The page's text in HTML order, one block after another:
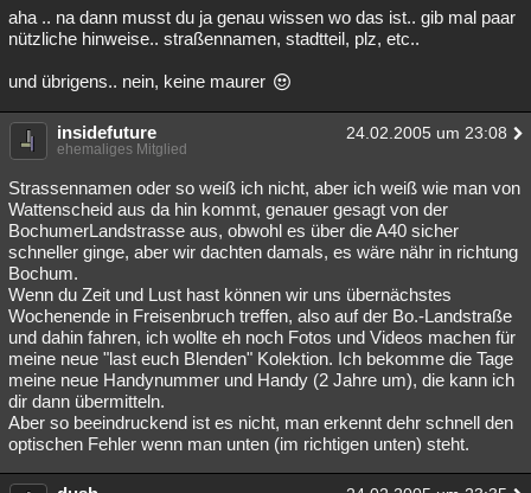
aha .. na dann musst du ja genau wissen wo das ist.. gib mal paar
nützliche hinweise.. straßennamen, stadtteil, plz, etc..
und übrigens.. nein, keine maurer
insidefuture 24.02.2005 um 23:08
ehemaliges Mitglied
Strassennamen oder so weiß ich nicht, aber ich weiß wie man von
Wattenscheid aus da hin kommt, genauer gesagt von der
BochumerLandstrasse aus, obwohl es über die A40 sicher
schneller ginge, aber wir dachten damals, es wäre nähr in richtung
Bochum.
Wenn du Zeit und Lust hast können wir uns übernächstes
Wochenende in Freisenbruch treffen, also auf der Bo.-Landstraße
und dahin fahren, ich wollte eh noch Fotos und Videos machen für
meine neue "last euch Blenden" Kolektion. Ich bekomme die Tage
meine neue Handynummer und Handy (2 Jahre um), die kann ich
dir dann übermitteln.
Aber so beeindruckend ist es nicht, man erkennt dehr schnell den
optischen Fehler wenn man unten (im richtigen unten) steht.